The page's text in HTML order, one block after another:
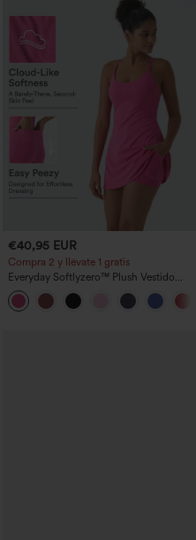
€40,95 EUR
Compra 2 y llévate 1 gratis
Everyday Softlyzero™ Plush Vestido
deportivo sin espalda 2 en 1
acampanado -Wannabe -Easy Peezy